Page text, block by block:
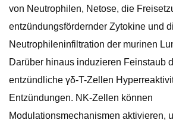
von Neutrophilen, Netose, die
entzündungsfördernder Zytokine und
Neutrophileninfiltration der murinen
Darüber hinaus induzieren Feinstaub
entzündliche γδ-T-Zellen
Entzündungen. NK-Zellen können
Modulationsmechanismen aktivieren,